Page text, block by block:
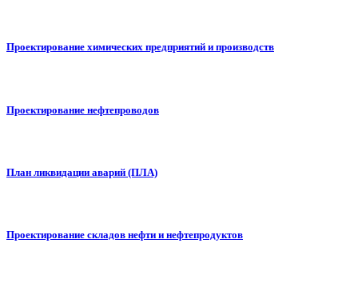
Проектирование химических предприятий и производств
Проектирование нефтепроводов
План ликвидации аварий (ПЛА)
Проектирование складов нефти и нефтепродуктов